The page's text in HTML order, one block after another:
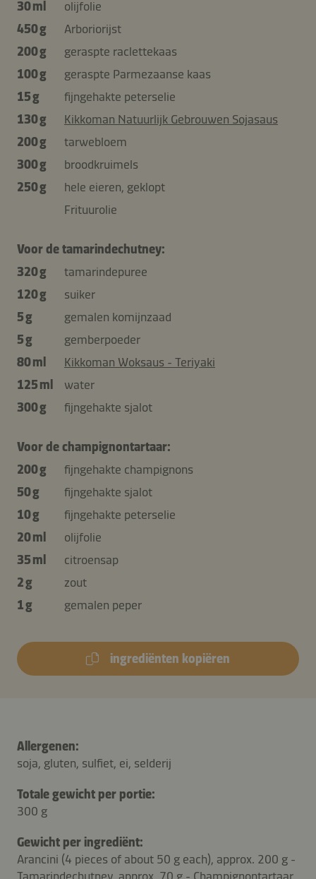
30 ml
olijfolie
450 g
Arboriorijst
200 g
geraspte raclettekaas
100 g
geraspte Parmezaanse kaas
15 g
fijngehakte peterselie
130 g
Kikkoman Natuurlijk Gebrouwen Sojasaus
200 g
tarwebloem
300 g
broodkruimels
250 g
hele eieren, geklopt
Frituurolie
Voor de tamarindechutney:
320 g
tamarindepuree
120 g
suiker
5 g
gemalen komijnzaad
5 g
gemberpoeder
80 ml
Kikkoman Woksaus - Teriyaki
125 ml
water
300 g
fijngehakte sjalot
Voor de champignontartaar:
200 g
fijngehakte champignons
50 g
fijngehakte sjalot
10 g
fijngehakte peterselie
20 ml
olijfolie
35 ml
citroensap
2 g
zout
1 g
gemalen peper
ingrediënten kopiëren
Allergenen:
soja, gluten, sulfiet, ei, selderij
Totale gewicht per portie:
300 g
Gewicht per ingrediënt:
Arancini (4 pieces of about 50 g each), approx. 200 g -
Tamarindechutney, approx. 70 g - Champignontartaar,